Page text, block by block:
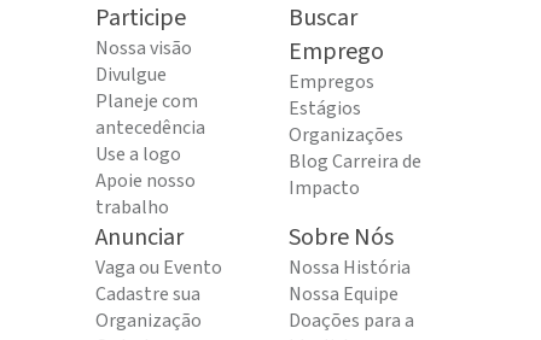
Participe
Nossa visão
Divulgue
Planeje com
antecedência
Use a logo
Apoie nosso
trabalho
Buscar
Emprego
Empregos
Estágios
Organizações
Blog Carreira de
Impacto
Anunciar
Vaga ou Evento
Cadastre sua
Organização
Sobre Nós
Nossa História
Nossa Equipe
Doações para a